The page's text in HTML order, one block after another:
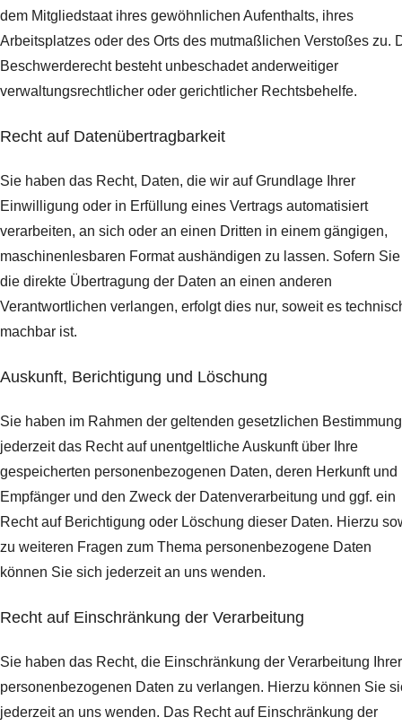
dem Mitgliedstaat ihres gewöhnlichen Aufenthalts, ihres
Arbeitsplatzes oder des Orts des mutmaßlichen Verstoßes zu.
Beschwerderecht besteht unbeschadet anderweitiger
verwaltungsrechtlicher oder gerichtlicher Rechtsbehelfe.
Recht auf Daten­übertrag­barkeit
Sie haben das Recht, Daten, die wir auf Grundlage Ihrer
Einwilligung oder in Erfüllung eines Vertrags automatisiert
verarbeiten, an sich oder an einen Dritten in einem gängigen,
maschinenlesbaren Format aushändigen zu lassen. Sofern Sie
die direkte Übertragung der Daten an einen anderen
Verantwortlichen verlangen, erfolgt dies nur, soweit es
machbar ist.
Auskunft, Berichtigung und Löschung
Sie haben im Rahmen der geltenden gesetzlichen
jederzeit das Recht auf unentgeltliche Auskunft über Ihre
gespeicherten personenbezogenen Daten, deren Herkunft und
Empfänger und den Zweck der Datenverarbeitung und ggf. ein
Recht auf Berichtigung oder Löschung dieser Daten. Hierzu
zu weiteren Fragen zum Thema personenbezogene Daten
können Sie sich jederzeit an uns wenden.
Recht auf Einschränkung der Verarbeitung
Sie haben das Recht, die Einschränkung der Verarbeitung Ihrer
personenbezogenen Daten zu verlangen. Hierzu können Sie
jederzeit an uns wenden. Das Recht auf Einschränkung der